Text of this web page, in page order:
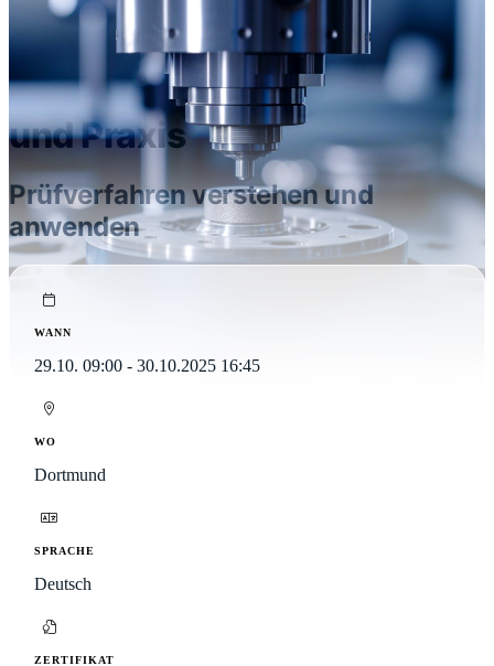
Einführung in die
mechanische
Werkstoffprüfung: Theorie
und Praxis
Prüfverfahren verstehen und
anwenden
WANN
29.10. 09:00 - 30.10.2025 16:45
WO
Dortmund
SPRACHE
Deutsch
ZERTIFIKAT